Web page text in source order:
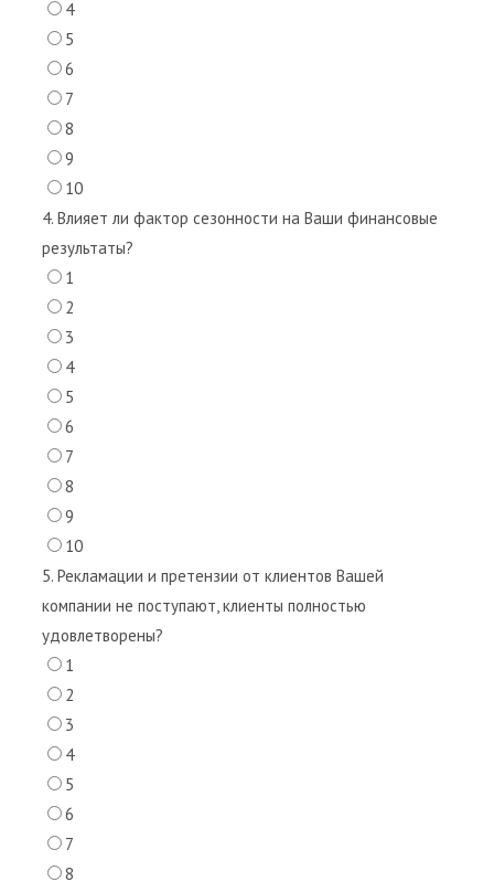
4
5
6
7
8
9
10
4. Влияет ли фактор сезонности на Ваши финансовые
результаты?
1
2
3
4
5
6
7
8
9
10
5. Рекламации и претензии от клиентов Вашей
компании не поступают, клиенты полностью
удовлетворены?
1
2
3
4
5
6
7
8